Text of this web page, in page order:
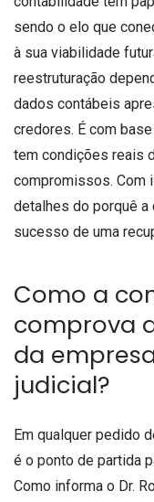
sendo o elo que
à sua viabilidade
reestruturação
dados contábeis
credores. É com
tem condições reais
compromissos. Com
detalhes do porquê
sucesso de uma
Como a
comprova
da
judicial?
Em qualquer pedido
é o ponto de partida
Como informa o Dr.